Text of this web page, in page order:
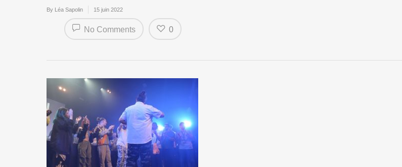
By Léa Sapolin 15 juin 2022
No Comments 0